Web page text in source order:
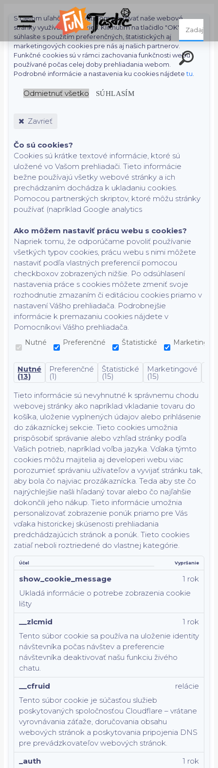
S cieľom uľahčiť používateľom používať naše webové
stránky využívame cookies. Kliknutím na tlačidlo "OK"
súhlasíte s použitím preferenčných, štatistických aj
marketingových cookies pre nás aj našich partnerov.
Funkčné cookies sú v rámci zachovania funkčnosti webu
používané počas celej doby prehliadania webom.
Podrobné informácie a nastavenia ku cookies nájdetetu
Odmietnuť všetko SÚHLASÍM
Zavrieť
Čo sú cookies?
Cookies sú krátke textové informácie, ktoré sú
uložené vo Vašom prehliadači. Tieto informácie
bežne používajú všetky webové stránky a ich
prechádzaním dochádza k ukladaniu cookies.
Pomocou partnerských skriptov, ktoré môžu stránky
používať (napríklad Google analytics
Ako môžem nastaviť prácu webu s cookies?
Napriek tomu, že odporúčame povoliť používanie
všetkých typov cookies, prácu webu s nimi môžete
nastaviť podľa vlastných preferencií pomocou
checkboxov zobrazených nižšie. Po odsúhlasení
nastavenia práce s cookies môžete zmeniť svoje
rozhodnutie zmazaním či editáciou cookies priamo v
nastavení Vášho prehliadača. Podrobnejšie
informácie k premazaniu cookies nájdete v
Pomocníkovi Vášho prehliadača.
Nutné Preferenčné Štatistické
Nutné
(13)
Preferenčné
(1)
Štatistické
(15)
Marketingové
(15)
Tieto informácie sú nevyhnutné k správnemu chodu
webovej stránky ako napríklad vkladanie tovaru do
košíka, uloženie vyplnených údajov alebo prihlásenie
do zákazníckej sekcie. Tieto cookies umožnia
prispôsobiť správanie alebo vzhľad stránky podľa
Vašich potrieb, napríklad voľba jazyka. Vďaka týmto
cookies môžu majitelia aj developeri webu viac
porozumieť správaniu užívateľov a vyvijať stránku tak,
aby bola čo najviac prozákaznícka. Teda aby ste čo
najrýchlejšie našli hľadaný tovar alebo čo najľahšie
dokončili jeho nákup. Tieto informácie umožnia
personalizovať zobrazenie ponúk priamo pre Vás
vďaka historickej skúsenosti prehliadania
predchádzajúcich stránok a ponúk. Tieto cookies
zatiaľ neboli roztriedené do vlastnej kategórie.
Účel Vypršanie
show_cookie_message
Ukladá informácie o potrebe zobrazenia cookie
lišty
1 rok
__zlcmid
Tento súbor cookie sa používa na uloženie identity
návštevníka počas návštev a preferencie
návštevníka deaktivovať našu funkciu živého
chatu.
1 rok
__cfruid
Tento súbor cookie je súčasťou služieb
poskytovaných spoločnosťou Cloudflare – vrátane
vyrovnávania záťaže, doručovania obsahu
webových stránok a poskytovania pripojenia DNS
pre prevádzkovateľov webových stránok.
relácie
_auth
1 rok